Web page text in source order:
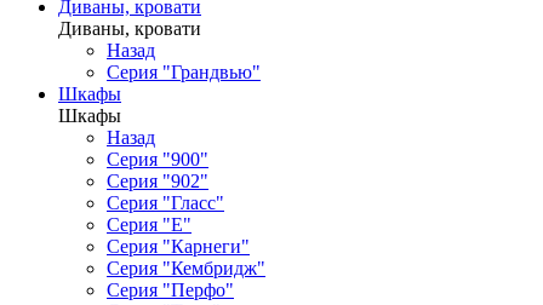
Диваны, кровати
Диваны, кровати
Назад
Серия "Грандвью"
Шкафы
Шкафы
Назад
Серия "900"
Серия "902"
Серия "Гласс"
Серия "Е"
Серия "Карнеги"
Серия "Кембридж"
Серия "Перфо"